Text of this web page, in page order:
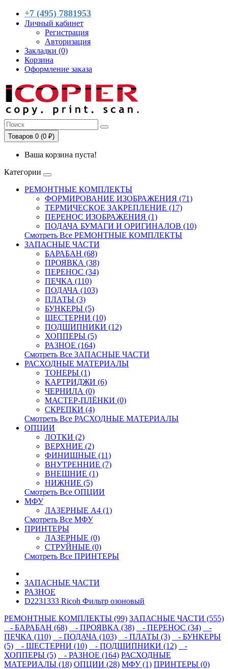
+7 (495) 7881953
Личный кабинет
Регистрация
Авторизация
Закладки (0)
Корзина
Оформление заказа
Товаров 0 (0 ₽)
Ваша корзина пуста!
Категории
РЕМОНТНЫЕ КОМПЛЕКТЫ
ФОРМИРОВАНИЕ ИЗОБРАЖЕНИЯ (71)
ТЕРМИЧЕСКОЕ ЗАКРЕПЛЕНИЕ (17)
ПЕРЕНОС ИЗОБРАЖЕНИЯ (1)
ПОДАЧА БУМАГИ И ОРИГИНАЛОВ (10)
Смотреть Все РЕМОНТНЫЕ КОМПЛЕКТЫ
ЗАПАСНЫЕ ЧАСТИ
БАРАБАН (68)
ПРОЯВКА (38)
ПЕРЕНОС (34)
ПЕЧКА (110)
ПОДАЧА (103)
ПЛАТЫ (3)
БУНКЕРЫ (5)
ШЕСТЕРНИ (10)
ПОДШИПНИКИ (12)
ХОППЕРЫ (5)
РАЗНОЕ (164)
Смотреть Все ЗАПАСНЫЕ ЧАСТИ
РАСХОДНЫЕ МАТЕРИАЛЫ
ТОНЕРЫ (1)
КАРТРИДЖИ (6)
ЧЕРНИЛА (0)
МАСТЕР-ПЛЁНКИ (0)
СКРЕПКИ (4)
Смотреть Все РАСХОДНЫЕ МАТЕРИАЛЫ
ОПЦИИ
ЛОТКИ (2)
ВЕРХНИЕ (2)
ФИНИШНЫЕ (11)
ВНУТРЕННИЕ (7)
ВНЕШНИЕ (1)
НИЖНИЕ (5)
Смотреть Все ОПЦИИ
МФУ
ЛАЗЕРНЫЕ A4 (1)
Смотреть Все МФУ
ПРИНТЕРЫ
ЛАЗЕРНЫЕ (0)
СТРУЙНЫЕ (0)
Смотреть Все ПРИНТЕРЫ
ЗАПАСНЫЕ ЧАСТИ
РАЗНОЕ
D2231333 Ricoh Фильтр озоновый
РЕМОНТНЫЕ КОМПЛЕКТЫ (99) ЗАПАСНЫЕ ЧАСТИ (555)
- БАРАБАН (68)
- ПРОЯВКА (38) - ПЕРЕНОС (34)
-
ПЕЧКА (110)
- ПОДАЧА (103) - ПЛАТЫ (3)
- БУНКЕРЫ
(5)
- ШЕСТЕРНИ (10) - ПОДШИПНИКИ (12)
-
ХОППЕРЫ (5)
- РАЗНОЕ (164) РАСХОДНЫЕ
МАТЕРИАЛЫ (18) ОПЦИИ (28) МФУ (1) ПРИНТЕРЫ (0)